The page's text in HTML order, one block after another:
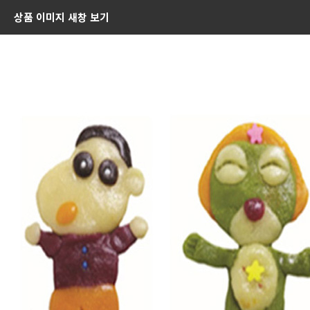
상품 이미지 새창 보기